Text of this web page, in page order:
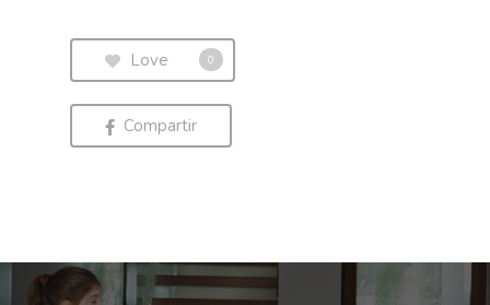
Love 0
Compartir